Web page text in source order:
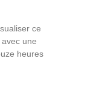
ce
une
heures